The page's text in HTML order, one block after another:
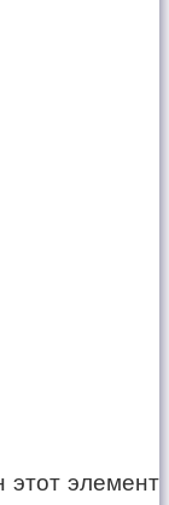
этот элемент